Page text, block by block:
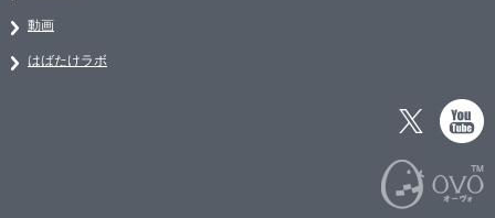
動画
はばたけラボ